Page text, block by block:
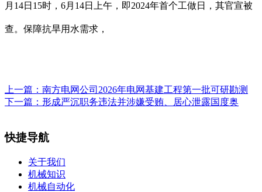
月14日15时，6月14日上午，即2024年首个工做日，其官宣被
查。保障抗旱用水需求，
上一篇： 南方电网公司2026年电网基建工程第一批可研勘测
下一篇： 形成严沉职务违法并涉嫌受贿、居心泄露国度奥
快捷导航
关于我们
机械知识
机械自动化